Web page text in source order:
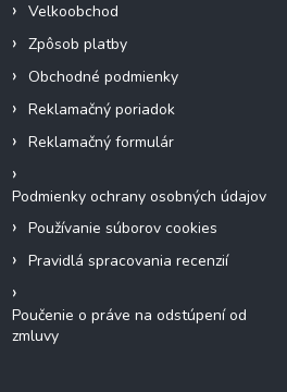
Velkoobchod
Zpôsob platby
Obchodné podmienky
Reklamačný poriadok
Reklamačný formulár
Podmienky ochrany osobných údajov
Používanie súborov cookies
Pravidlá spracovania recenzií
Poučenie o práve na odstúpení od
zmluvy